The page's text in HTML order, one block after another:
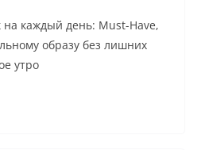
каждый день: Must-Have,
образу без лишних
утро